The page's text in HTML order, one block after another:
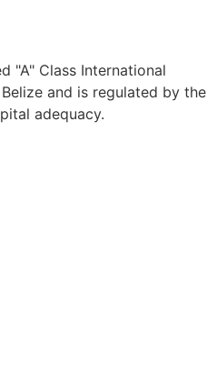
"A" Class International
and is regulated by the
adequacy.